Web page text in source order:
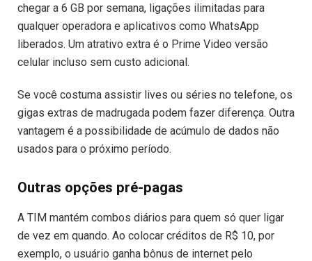
chegar a 6 GB por semana, ligações ilimitadas para
qualquer operadora e aplicativos como WhatsApp
liberados. Um atrativo extra é o Prime Video versão
celular incluso sem custo adicional.
Se você costuma assistir lives ou séries no telefone, os
gigas extras de madrugada podem fazer diferença. Outra
vantagem é a possibilidade de acúmulo de dados não
usados para o próximo período.
Outras opções pré-pagas
A TIM mantém combos diários para quem só quer ligar
de vez em quando. Ao colocar créditos de R$ 10, por
exemplo, o usuário ganha bônus de internet pelo